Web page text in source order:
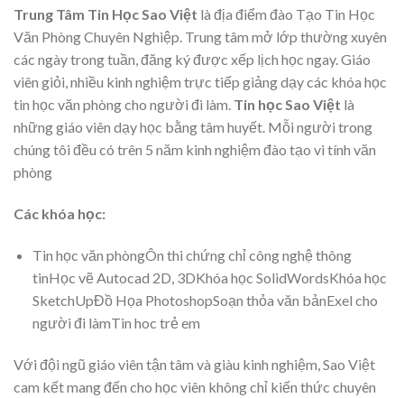
Trung Tâm Tin Học Sao Việt là địa điểm đào Tạo Tin Học
Văn Phòng Chuyên Nghiệp. Trung tâm mở lớp thường xuyên
các ngày trong tuần, đăng ký được xếp lịch học ngay. Giáo
viên giỏi, nhiều kinh nghiệm trực tiếp giảng dạy các khóa học
tin học văn phòng cho người đi làm. Tin học Sao Việt là
những giáo viên dạy học bằng tâm huyết. Mỗi người trong
chúng tôi đều có trên 5 năm kinh nghiệm đào tạo vi tính văn
phòng
Các khóa học:
Tin học văn phòngÔn thi chứng chỉ công nghệ thông
tinHọc vẽ Autocad 2D, 3DKhóa học SolidWordsKhóa học
SketchUpĐồ Họa PhotoshopSoạn thỏa văn bảnExel cho
người đi làmTin hoc trẻ em
Với đội ngũ giáo viên tận tâm và giàu kinh nghiệm, Sao Việt
cam kết mang đến cho học viên không chỉ kiến thức chuyên